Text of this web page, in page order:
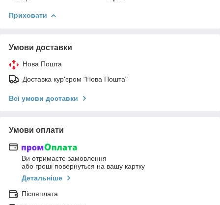
Приховати
Умови доставки
Нова Пошта
Доставка кур'єром "Нова Пошта"
Всі умови доставки
Умови оплати
Ви отримаєте замовлення
або гроші повернуться на вашу картку
Детальніше
Післяплата